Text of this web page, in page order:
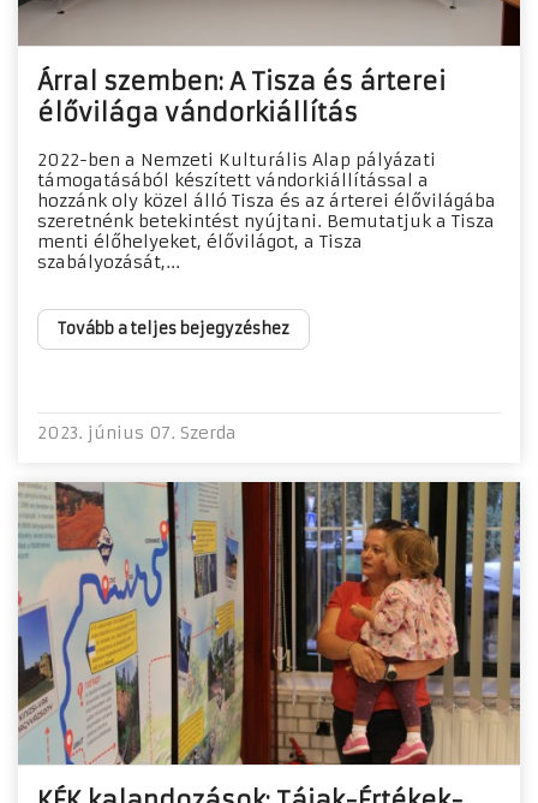
Árral szemben: A Tisza és árterei
élővilága vándorkiállítás
2022-ben a Nemzeti Kulturális Alap pályázati
támogatásából készített vándorkiállítással a
hozzánk oly közel álló Tisza és az árterei élővilágába
szeretnénk betekintést nyújtani. Bemutatjuk a Tisza
menti élőhelyeket, élővilágot, a Tisza
szabályozását,...
Tovább a teljes bejegyzéshez
2023. június 07. Szerda